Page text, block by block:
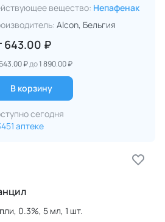
вещество: Непафенак
Alcon, Бельгия
643.00 ₽
₽до1 890.00 ₽
В корзину
сегодня
аптеке
0.3%, 5 мл, 1 шт.